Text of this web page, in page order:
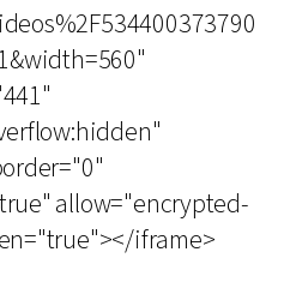
allow="encrypted-
iframe>